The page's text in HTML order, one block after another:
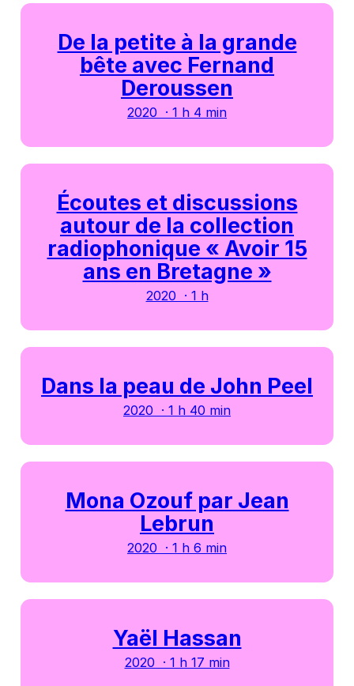
De la petite à la grande
bête avec Fernand
Deroussen
2020 · 1 h 4 min
Écoutes et discussions
autour de la collection
radiophonique « Avoir 15
ans en Bretagne »
2020 · 1 h
Dans la peau de John Peel
2020 · 1 h 40 min
Mona Ozouf par Jean
Lebrun
2020 · 1 h 6 min
Yaël Hassan
2020 · 1 h 17 min